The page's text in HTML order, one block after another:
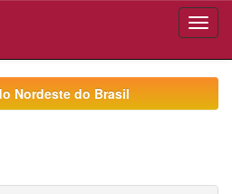
Nordeste do Brasil